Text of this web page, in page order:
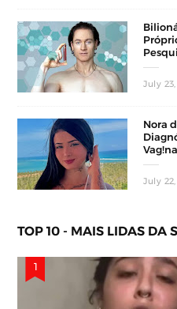
July
Nora
July
TOP 10 - MAIS LIDAS DA